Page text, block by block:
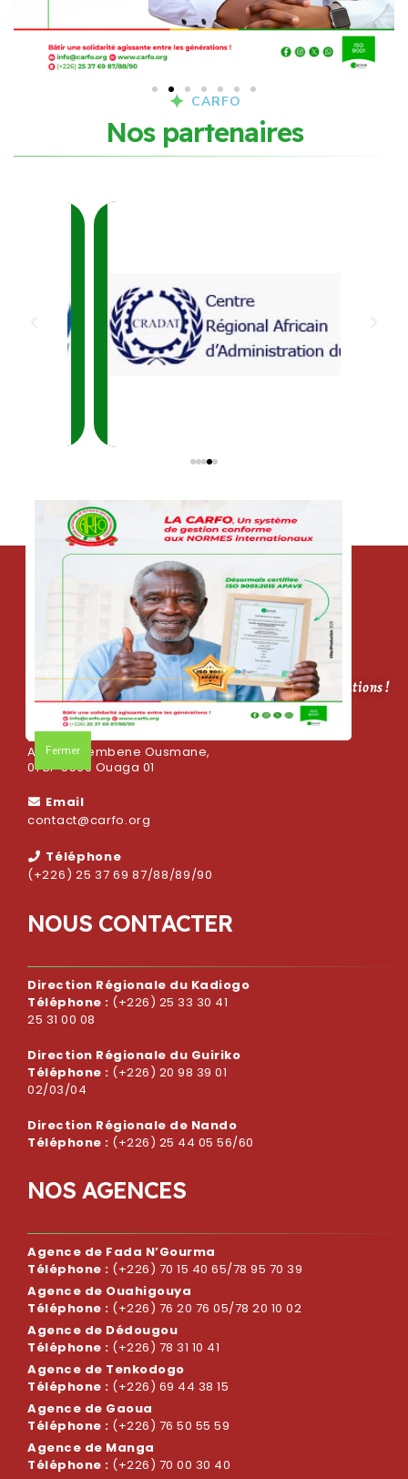
CARFO
Nos partenaires
Fermer
CARFO, bâtir une solidarité agissante entre les générations !
Adresse
Avenue Sembene Ousmane,
01 BP 5569 Ouaga 01
Email
contact@carfo.org
Téléphone
(+226) 25 37 69 87/88/89/90
NOUS CONTACTER
Direction Régionale du Kadiogo
Téléphone : (+226) 25 33 30 41
25 31 00 08
Direction Régionale du Guiriko
Téléphone : (+226) 20 98 39 01
02/03/04
Direction Régionale de Nando
Téléphone : (+226) 25 44 05 56/60
NOS AGENCES
Agence de Fada N’Gourma
Téléphone : (+226) 70 15 40 65/78 95 70 39
Agence de Ouahigouya
Téléphone : (+226) 76 20 76 05/78 20 10 02
Agence de Dédougou
Téléphone : (+226) 78 31 10 41
Agence de Tenkodogo
Téléphone : (+226) 69 44 38 15
Agence de Gaoua
Téléphone : (+226) 76 50 55 59
Agence de Manga
Téléphone : (+226) 70 00 30 40